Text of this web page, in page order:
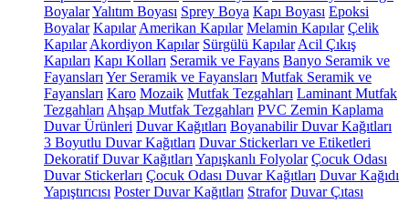
BoyalarYalıtım Boyası Sprey Boya Kapı Boyası Epoksi
Boyalar Kapılar Amerikan Kapılar Melamin Kapılar Çelik
Kapılar Akordiyon Kapılar Sürgülü Kapılar Acil Çıkış
Kapıları Kapı Kolları Seramik ve Fayans Banyo Seramik ve
Fayansları Yer Seramik ve Fayansları Mutfak Seramik ve
Fayansları Karo Mozaik Mutfak Tezgahları Laminant Mutfak
Tezgahları Ahşap Mutfak Tezgahları PVC Zemin Kaplama
Duvar Ürünleri Duvar Kağıtları Boyanabilir Duvar Kağıtları
3 Boyutlu Duvar Kağıtları Duvar Stickerları ve Etiketleri
Dekoratif Duvar Kağıtları Yapışkanlı Folyolar Çocuk Odası
Duvar Stickerları Çocuk Odası Duvar Kağıtları Duvar Kağıdı
Yapıştırıcısı Poster Duvar Kağıtları Strafor Duvar Çıtası